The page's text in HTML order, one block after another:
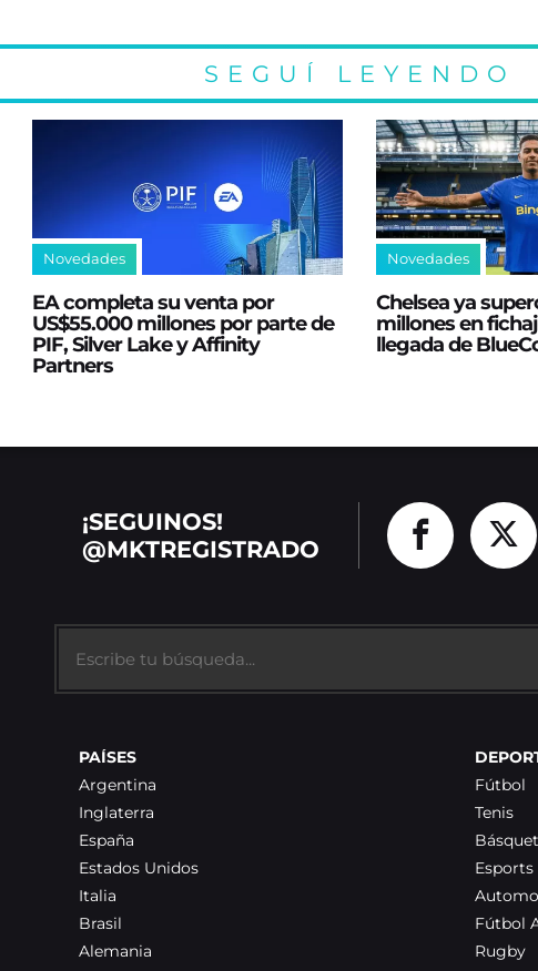
SEGUÍ LEYENDO
Novedades
EA completa su venta por
US$55.000 millones por parte de
PIF, Silver Lake y Affinity
Partners
Novedades
Chelsea ya
millones en
llegada de
¡SEGUINOS!
@MKTREGISTRADO
PAÍSES
Argentina
Inglaterra
España
Estados Unidos
Italia
Brasil
Alemania
Fútbol
Tenis
Básquet
Esports
Fútbol
Rugby